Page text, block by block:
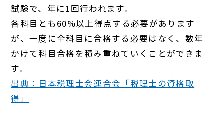
試験で、年に1回行われます。
各科目とも60%以上得点する必要があります
が、一度に全科目に合格する必要はなく、数年
かけて科目合格を積み重ねていくことができま
す。
出典：日本税理士会連合会「税理士の資格取
得」